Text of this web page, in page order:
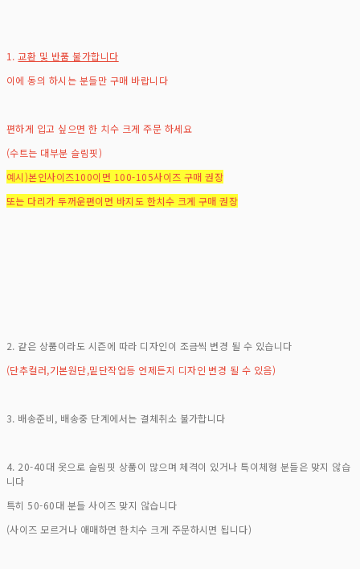
1.교환 및 반품 불가합니다
이에 동의 하시는 분들만 구매 바랍니다
편하게 입고 싶으면 한 치수 크게 주문 하세요
(수트는 대부분 슬림핏)
예시)본인사이즈100이면 100-105사이즈 구매 권장
또는 다리가 두꺼운편이면 바지도 한치수 크게 구매 권장
2. 같은 상품이라도 시즌에 따라 디자인이 조금씩 변경 될 수 있습니다
(단추컬러,기본원단,밑단작업등 언제든지 디자인 변경 될 수 있음)
3. 배송준비, 배송중 단계에서는 결체취소 불가합니다
4. 20-40대 옷으로 슬림핏 상품이 많으며 체격이 있거나 특이체형 분들은 맞지 않습
니다
특히 50-60대 분들 사이즈 맞지 않습니다
(사이즈 모르거나 애매하면 한치수 크게 주문하시면 됩니다)